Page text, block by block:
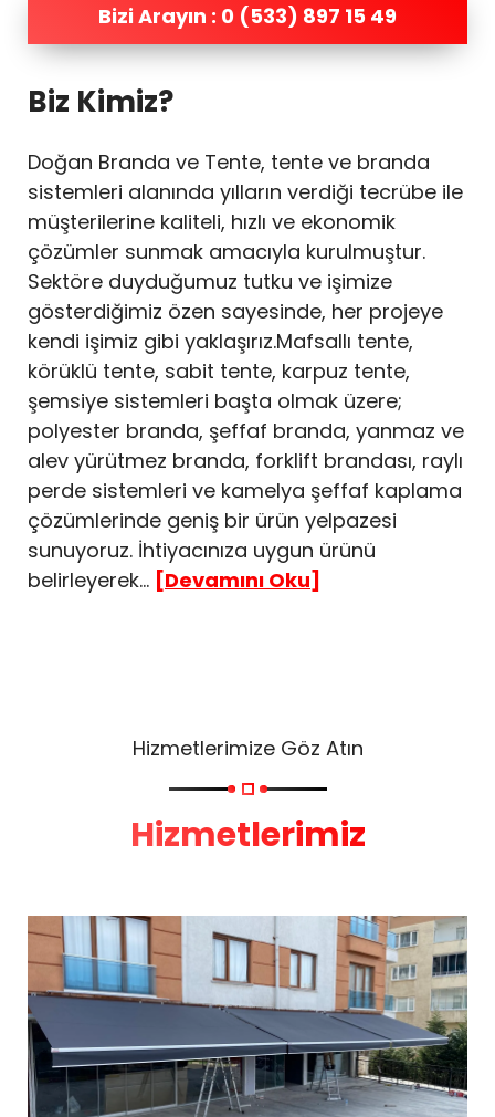
Bizi Arayın : 0 (533) 897 15 49
Biz Kimiz?
Doğan Branda ve Tente, tente ve branda
sistemleri alanında yılların verdiği tecrübe ile
müşterilerine kaliteli, hızlı ve ekonomik
çözümler sunmak amacıyla kurulmuştur.
Sektöre duyduğumuz tutku ve işimize
gösterdiğimiz özen sayesinde, her projeye
kendi işimiz gibi yaklaşırız.Mafsallı tente,
körüklü tente, sabit tente, karpuz tente,
şemsiye sistemleri başta olmak üzere;
polyester branda, şeffaf branda, yanmaz ve
alev yürütmez branda, forklift brandası, raylı
perde sistemleri ve kamelya şeffaf kaplama
çözümlerinde geniş bir ürün yelpazesi
sunuyoruz. İhtiyacınıza uygun ürünü
belirleyerek... [Devamını Oku]
Hizmetlerimize Göz Atın
Hizmetlerimiz